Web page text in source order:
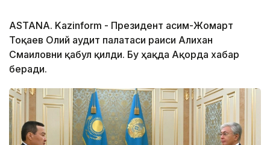
ASTANA. Kazinform - Президент Қасим-Жомарт
Тоқаев Олий аудит палатаси раиси Алихан
Смаиловни қабул қилди. Бу ҳақда Ақорда хабар
беради.